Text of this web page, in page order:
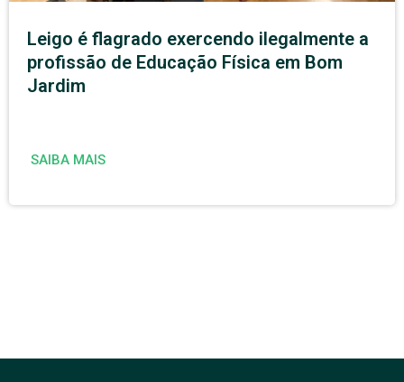
Leigo é flagrado exercendo ilegalmente a
profissão de Educação Física em Bom
Jardim
SAIBA MAIS